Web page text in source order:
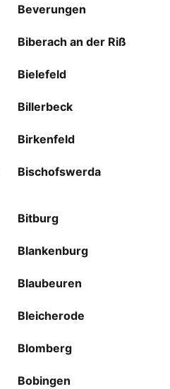
Beverungen
Biberach an der Riß
Bielefeld
Billerbeck
Birkenfeld
Bischofswerda
Bitburg
Blankenburg
Blaubeuren
Bleicherode
Blomberg
Bobingen